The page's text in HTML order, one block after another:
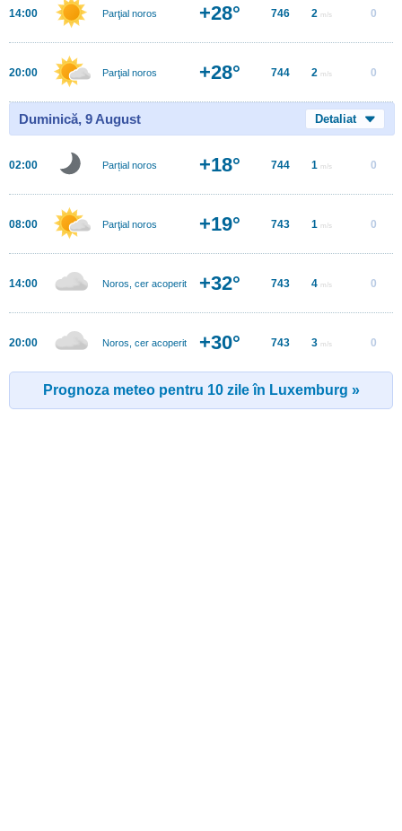
14:00 Parţial noros +28° 746 2 m/s 0
20:00 Parţial noros +28° 744 2 m/s 0
Duminică, 9 August Detaliat
02:00 Parțial noros +18° 744 1 m/s 0
08:00 Parţial noros +19° 743 1 m/s 0
14:00 Noros, cer acoperit +32° 743 4 m/s 0
20:00 Noros, cer acoperit +30° 743 3 m/s 0
Prognoza meteo pentru 10 zile în Luxemburg »